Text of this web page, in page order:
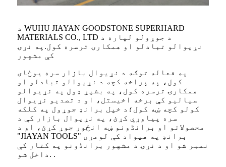
د WUHU JIAYAN GOODSTONE SUPERHARD
MATERIALS CO., LTD د جوړولو لپاره د
نړیوالو تبادلو او همکارۍ ترسره کول.په نړۍ
کې مشهور
په فعاله توګه د نړیوال بازار سره یوځای
کول، په پراخه کچه د نړیوالو تبادلو او
همکارۍ ترسره کول، په بشپړ ډول په نړیوالو
سیالیو کې برخه اخیستل، او د تصدیو نړیوال
کولو کچه ښه کول؛د خپل برانډ جوړول په کلکه
سره پیاوړي کړئ، په نړیوال بازار کې د
محصولاتو او برانڈونو ښه انځور جوړ کړئ، او د
"JIAYAN TOOLS" برانډ په هیواد کې لومړی
نمبر شو او د نړۍ د مشهور برانڈونو په کتار کې
داخل شو. .